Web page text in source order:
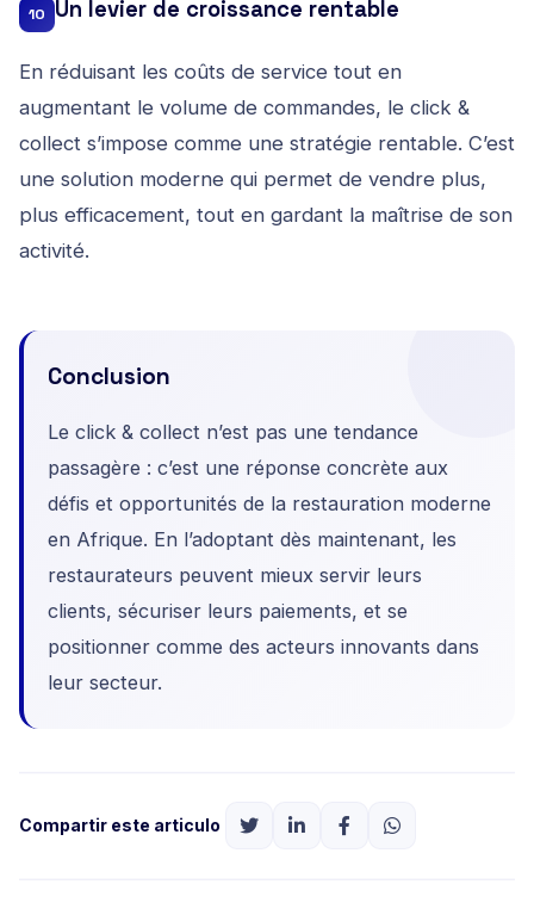
10 Un levier de croissance rentable
En réduisant les coûts de service tout en
augmentant le volume de commandes, le click &
collect s’impose comme une stratégie rentable. C’est
une solution moderne qui permet de vendre plus,
plus efficacement, tout en gardant la maîtrise de son
activité.
Conclusion
Le click & collect n’est pas une tendance
passagère : c’est une réponse concrète aux
défis et opportunités de la restauration moderne
en Afrique. En l’adoptant dès maintenant, les
restaurateurs peuvent mieux servir leurs
clients, sécuriser leurs paiements, et se
positionner comme des acteurs innovants dans
leur secteur.
Compartir este articulo